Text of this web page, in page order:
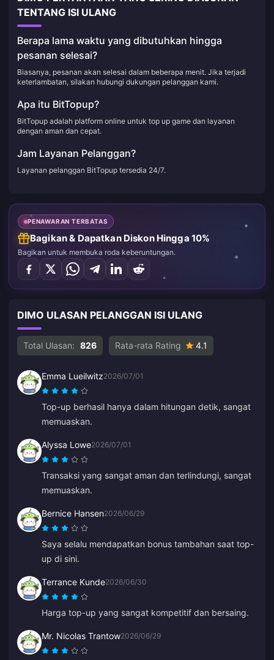
TENTANG ISI ULANG
Berapa lama waktu yang dibutuhkan hingga
pesanan selesai?
Biasanya, pesanan akan selesai dalam beberapa menit. Jika terjadi
keterlambatan, silakan hubungi dukungan pelanggan kami.
Apa itu BitTopup?
BitTopup adalah platform online untuk top up game dan layanan
dengan aman dan cepat.
Jam Layanan Pelanggan?
Layanan pelanggan BitTopup tersedia 24/7.
PENAWARAN TERBATAS
Bagikan & Dapatkan Diskon Hingga 10%
Bagikan untuk membuka roda keberuntungan.
DIMO ULASAN PELANGGAN ISI ULANG
Total Ulasan: 826 Rata-rata Rating 4.1
Emma Lueilwitz2026/07/01
Top-up berhasil hanya dalam hitungan detik, sangat
memuaskan.
Alyssa Lowe2026/07/01
Transaksi yang sangat aman dan terlindungi, sangat
memuaskan.
Bernice Hansen2026/06/29
Saya selalu mendapatkan bonus tambahan saat top-
up di sini.
Terrance Kunde2026/06/30
Harga top-up yang sangat kompetitif dan bersaing.
Mr. Nicolas Trantow2026/06/29